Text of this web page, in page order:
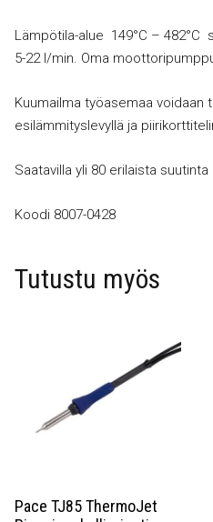
Lämpötila-alue 149°C – 482°C
5-22 l/min. Oma
Kuumailma työasemaa voidaan
esilämmityslevyllä ja
Saatavilla yli 80 erilaista
Koodi 8007-0428
Tutustu myös
Pace TJ85 ThermoJet